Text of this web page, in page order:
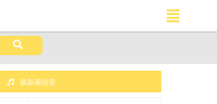
最新着信音